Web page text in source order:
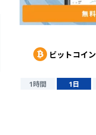
ビットコイン
1時間 1日